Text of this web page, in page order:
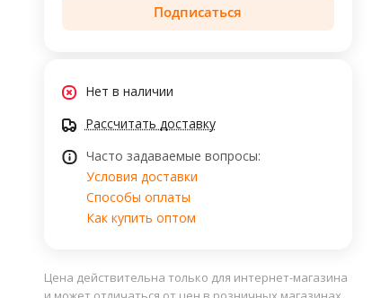
Подписаться
Нет в наличии
Рассчитать доставку
Часто задаваемые вопросы:
Условия доставки
Способы оплаты
Как купить оптом
Цена действительна только для интернет-магазина